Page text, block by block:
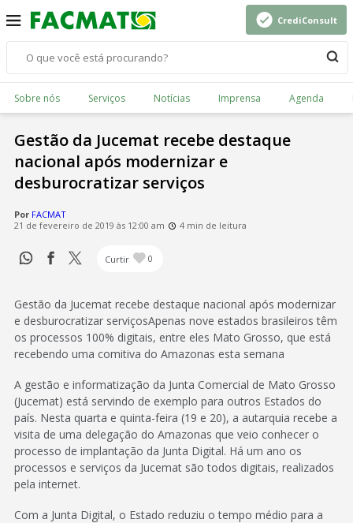
CrediConsult
Sobre nós Serviços Notícias Imprensa Agenda
Gestão da Jucemat recebe destaque
nacional após modernizar e
desburocratizar serviços
Por FACMAT
21 de fevereiro de 2019 às 12:00 am
4 min de leitura
Curtir 0
Gestão da Jucemat recebe destaque nacional após modernizar
e desburocratizar serviçosApenas nove estados brasileiros têm
os processos 100% digitais, entre eles Mato Grosso, que está
recebendo uma comitiva do Amazonas esta semana
A gestão e informatização da Junta Comercial de Mato Grosso
(Jucemat) está servindo de exemplo para outros Estados do
país. Nesta quarta e quinta-feira (19 e 20), a autarquia recebe a
visita de uma delegação do Amazonas que veio conhecer o
processo de implantação da Junta Digital. Há um ano os
processos e serviços da Jucemat são todos digitais, realizados
pela internet.
Com a Junta Digital, o Estado reduziu o tempo médio para a